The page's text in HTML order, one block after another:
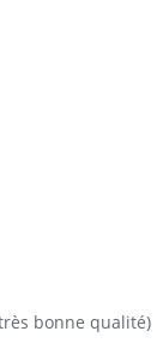
bonne qualité)